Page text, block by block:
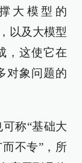
大模型的
以及大模型
，这使它在
对象问题的
称“基础大
不专”，所